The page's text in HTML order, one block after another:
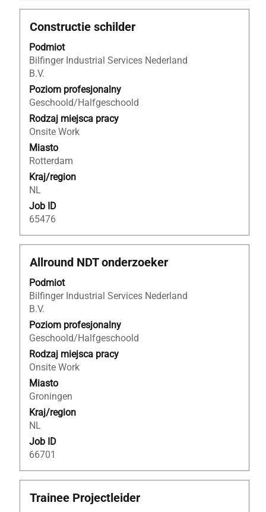
Tytuł
Constructie schilder
Podmiot
Bilfinger Industrial Services Nederland
B.V.
Poziom profesjonalny
Geschoold/Halfgeschoold
Rodzaj miejsca pracy
Onsite Work
Miasto
Rotterdam
Kraj/region
NL
Job ID
65476
Zaznacz
pomocą
spacji,
aby
wyświetlić
pełną
treść
danych
oferty
pracy.
Tytuł
Allround NDT onderzoeker
Podmiot
Bilfinger Industrial Services Nederland
B.V.
Poziom profesjonalny
Geschoold/Halfgeschoold
Rodzaj miejsca pracy
Onsite Work
Miasto
Groningen
Kraj/region
NL
Job ID
66701
Zaznacz
pomocą
spacji,
aby
wyświetlić
pełną
treść
danych
oferty
pracy.
Tytuł
Trainee Projectleider
Zaznacz